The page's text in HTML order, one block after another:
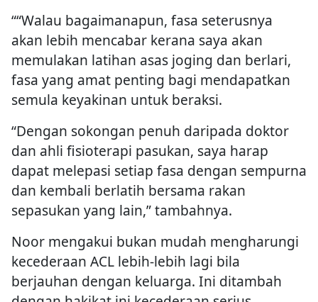
““Walau bagaimanapun, fasa seterusnya
akan lebih mencabar kerana saya akan
memulakan latihan asas joging dan berlari,
fasa yang amat penting bagi mendapatkan
semula keyakinan untuk beraksi.
“Dengan sokongan penuh daripada doktor
dan ahli fisioterapi pasukan, saya harap
dapat melepasi setiap fasa dengan sempurna
dan kembali berlatih bersama rakan
sepasukan yang lain,” tambahnya.
Noor mengakui bukan mudah mengharungi
kecederaan ACL lebih-lebih lagi bila
berjauhan dengan keluarga. Ini ditambah